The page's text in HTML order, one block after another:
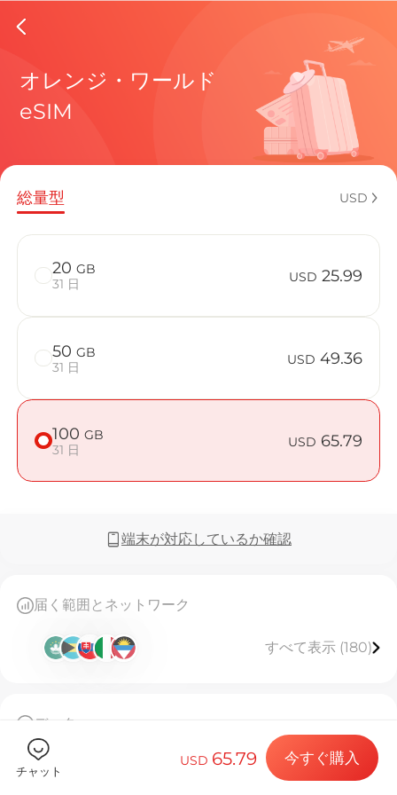
現在の目
eSIMの利
Armenia
Billion
目的地とデ
eSIMをイン
データプラ
オレンジ・ワールド
eSIM
総量型 USD
20 GB
31 日
USD 25.99
50 GB
31 日
USD 49.36
100 GB
31 日
USD 65.79
端末が対応しているか確認
届く範囲とネットワーク
すべて表示 (180)
データ
100GB高速データ、使用後は128kbpsで無制限利用
31日間有効。
このeSIMは一度しかインストールできません
チャット
USD 65.79 今すぐ購入